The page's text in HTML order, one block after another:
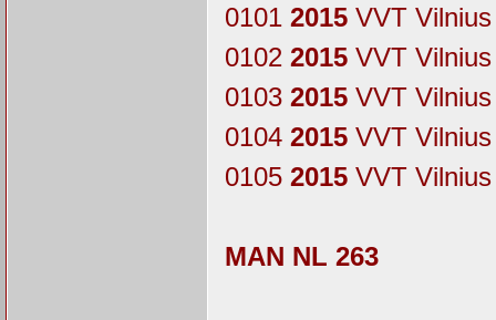
0101 2015VVT Vilnius
0102 2015VVT Vilnius
0103 2015VVT Vilnius
0104 2015VVT Vilnius
0105 2015VVT Vilnius
MAN NL 263